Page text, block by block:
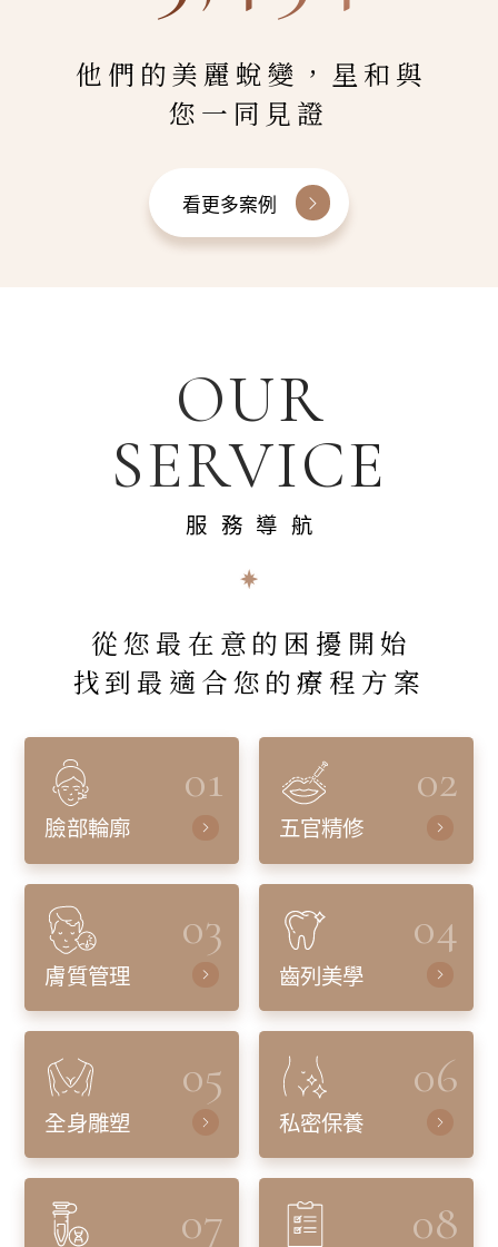
他們的美麗蛻變，星和與
您一同見證
看更多案例
OUR
SERVICE
服務導航
從您最在意的困擾開始
找到最適合您的療程方案
01
臉部輪廓
02
五官精修
03
膚質管理
04
齒列美學
05
全身雕塑
06
私密保養
07 08